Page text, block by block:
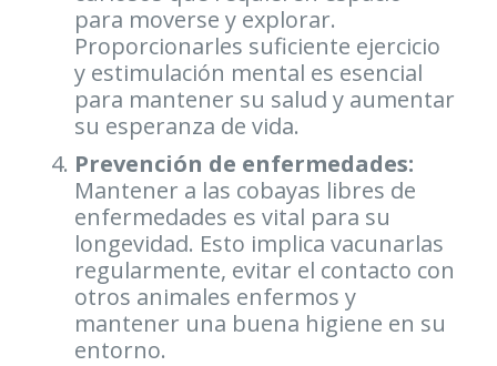
para moverse y explorar.
Proporcionarles suficiente ejercicio
y estimulación mental es esencial
para mantener su salud y aumentar
su esperanza de vida.
Prevención de enfermedades:
Mantener a las cobayas libres de
enfermedades es vital para su
longevidad. Esto implica vacunarlas
regularmente, evitar el contacto con
otros animales enfermos y
mantener una buena higiene en su
entorno.